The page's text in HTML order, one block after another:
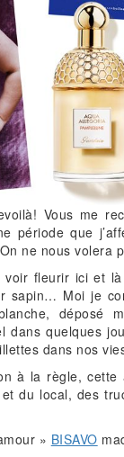
Vous me
période que
ne nous volera
voir fleurir ici et
sapin… Moi je
dans quelques
dans nos
à la règle,
du local, des
» BISAVO